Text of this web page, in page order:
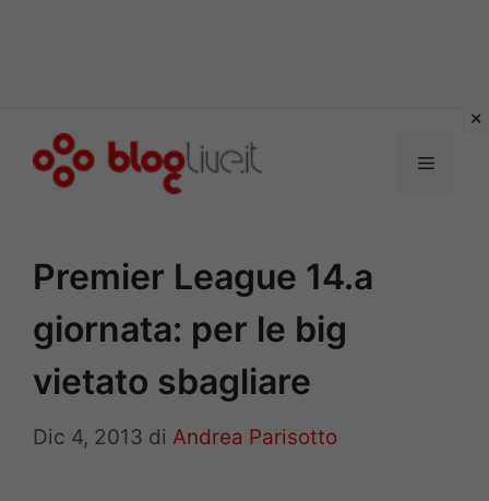
Menu
Premier League 14.a
giornata: per le big
vietato sbagliare
Dic 4, 2013 di Andrea Parisotto